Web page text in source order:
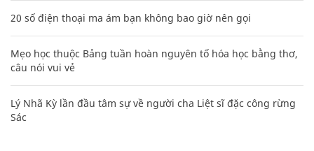
20 số điện thoại ma ám bạn không bao giờ nên gọi
Mẹo học thuộc Bảng tuần hoàn nguyên tố hóa học bằng thơ,
câu nói vui vẻ
Lý Nhã Kỳ lần đầu tâm sự về người cha Liệt sĩ đặc công rừng
Sác